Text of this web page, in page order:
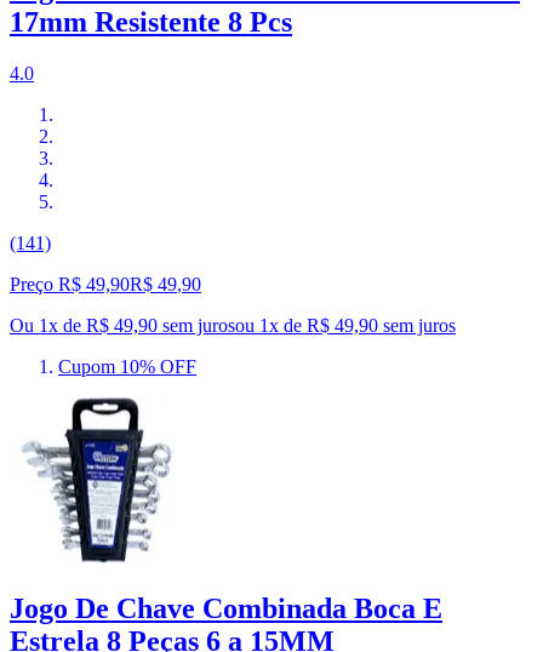
17mm Resistente 8 Pcs
4.0
(141)
Preço R$ 49,90R$ 49,90
Ou 1x de R$ 49,90 sem jurosou 1x de R$ 49,90 sem juros
Cupom 10% OFF
Jogo De Chave Combinada Boca E
Estrela 8 Peças 6 a 15MM